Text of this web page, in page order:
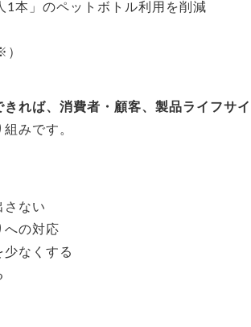
1本」のペットボトル利用を削減
れば、消費者・顧客、製品ライフサ
みです。
さない
への対応
少なくする